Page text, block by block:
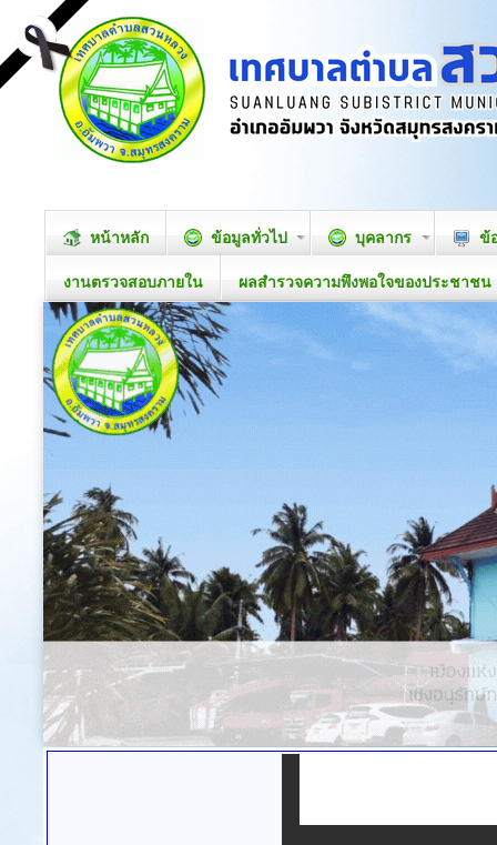
หน้าหลัก ข้อมูลทั่วไป บุคลากร ข้
งานตรวจสอบภายใน ผลสำรวจความพึงพอใจของประชาชน